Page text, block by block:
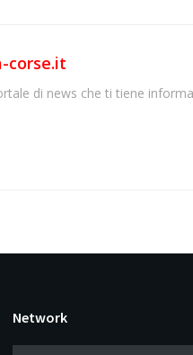
corse.it
di news che ti tiene
Network